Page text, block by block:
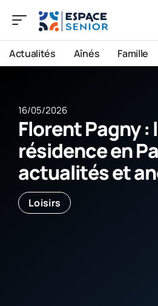
Actualités Aînés Famille
16/05/2026
Florent Pagny :
résidence en
actualités et
Loisirs